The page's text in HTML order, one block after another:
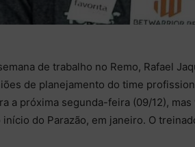
de trabalho no Remo, Rafael
de planejamento do time
a próxima segunda-feira (09/12),
do Parazão, em janeiro. O